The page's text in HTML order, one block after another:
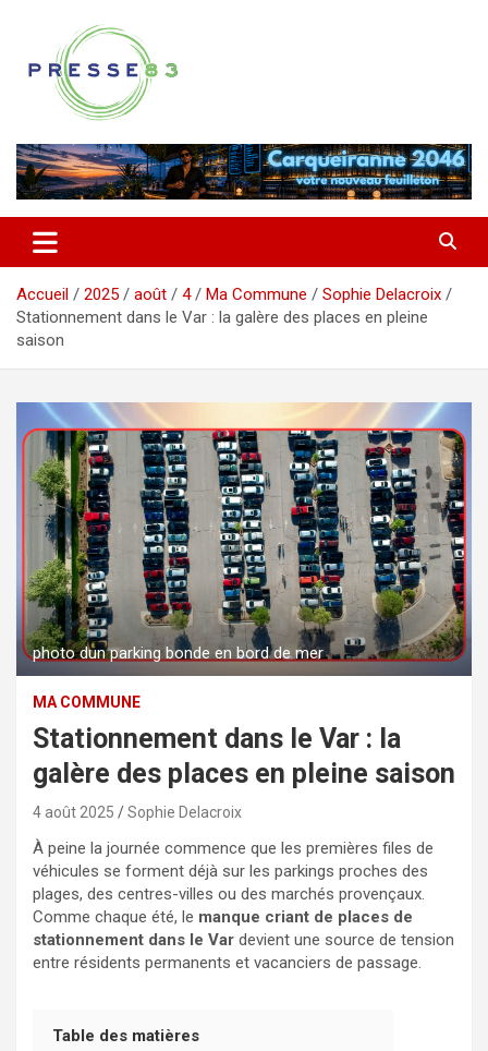
contenu
Presse 83
Accueil 2025 août 4 Ma Commune
Sophie Delacroix
Stationnement dans le Var : la galère des places en pleine
saison
photo dun parking bonde en bord de mer
MA COMMUNE
Stationnement dans le Var : la
galère des places en pleine saison
4 août 2025 Sophie Delacroix
À peine la journée commence que les premières files de
véhicules se forment déjà sur les parkings proches des
plages, des centres-villes ou des marchés provençaux.
Comme chaque été, le manque criant de places de
stationnement dans le Var devient une source de tension
entre résidents permanents et vacanciers de passage.
Table des matières